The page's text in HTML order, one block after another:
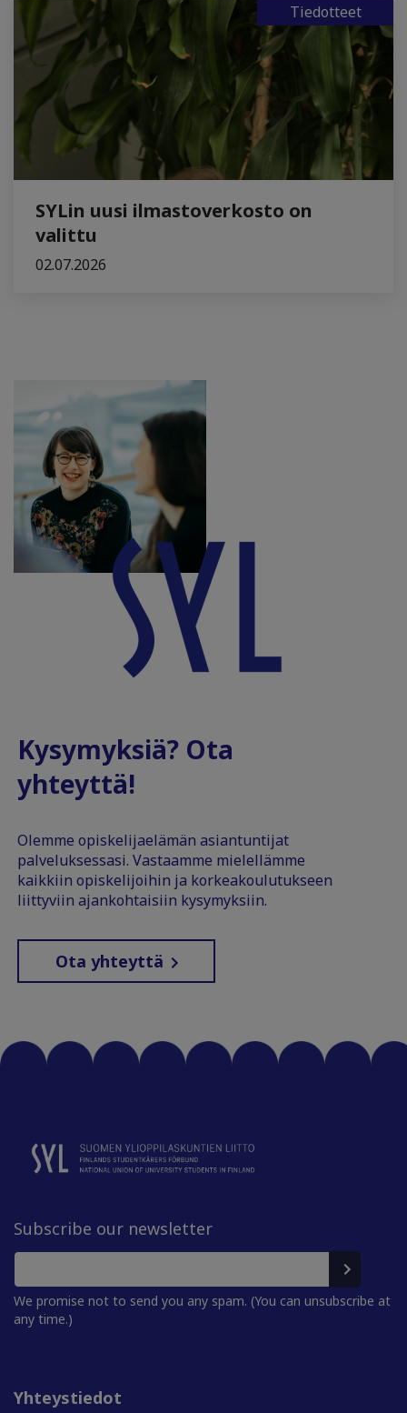
Tiedotteet
SYLin uusi ilmastoverkosto on
valittu
02.07.2026
Kysymyksiä? Ota
yhteyttä!
Olemme opiskelijaelämän asiantuntijat
palveluksessasi. Vastaamme mielellämme
kaikkiin opiskelijoihin ja korkeakoulutukseen
liittyviin ajankohtaisiin kysymyksiin.
Ota yhteyttä
Subscribe our newsletter
We promise not to send you any spam. (You can unsubscribe at
any time.)
Yhteystiedot